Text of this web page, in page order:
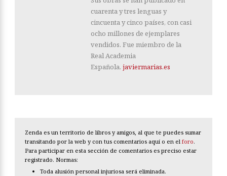
cuarenta y tres lenguas y
cincuenta y cinco países, con casi
ocho millones de ejemplares
vendidos. Fue miembro de la
Real Academia
Española. javiermarias.es
Zenda es un territorio de libros y amigos, al que te puedes sumar
transitando por la web y con tus comentarios aquí o en el foro.
Para participar en esta sección de comentarios es preciso estar
registrado. Normas:
Toda alusión personal injuriosa será eliminada.